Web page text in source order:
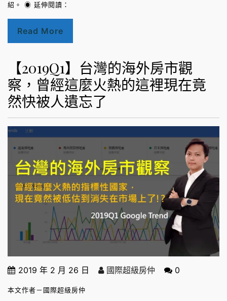
紹。 ◉ 延伸閱讀：
Read More
【2019Q1】台灣的海外房市觀
察，曾經這麼火熱的這裡現在竟
然快被人遺忘了
2019 年 2 月 26 日 國際超級房仲 0
本文作者－國際超級房仲